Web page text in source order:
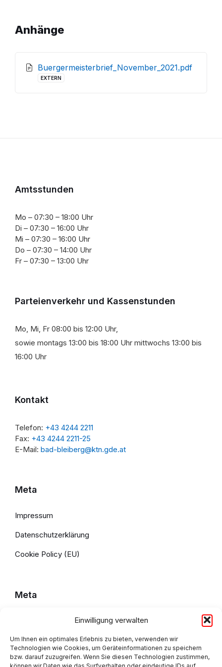
Einwilligung verwalten
Um Ihnen ein optimales Erlebnis zu bieten, verwenden wir
Technologien wie Cookies, um Geräteinformationen zu speichern
bzw. darauf zuzugreifen. Wenn Sie diesen Technologien zustimmen,
Anhänge
Buergermeisterbrief_November_2021.pdf
File
EXTERN
Amtsstunden
Mo – 07:30 – 18:00 Uhr
Di – 07:30 – 16:00 Uhr
Mi – 07:30 – 16:00 Uhr
Do – 07:30 – 14:00 Uhr
Fr – 07:30 – 13:00 Uhr
Parteienverkehr und Kassenstunden
Mo, Mi, Fr 08:00 bis 12:00 Uhr,
sowie montags 13:00 bis 18:00 Uhr mittwochs 13:00 bis
16:00 Uhr
Kontakt
Telefon: +43 4244 2211
Fax: +43 4244 2211-25
E-Mail: bad-bleiberg@ktn.gde.at
Meta
Impressum
Datenschutzerklärung
Cookie Policy (EU)
Meta
Datenschutzerklärung
Cookie Policy (EU)